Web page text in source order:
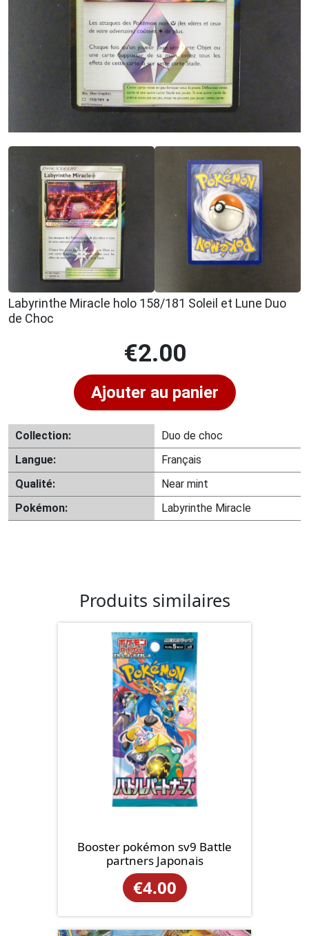
Labyrinthe Miracle holo 158/181 Soleil et Lune Duo
de Choc
€2.00
Ajouter au panier
Collection:
Duo de choc
Langue:
Français
Qualité:
Near mint
Pokémon:
Labyrinthe Miracle
Produits similaires
Booster pokémon sv9 Battle
partners Japonais
€4.00